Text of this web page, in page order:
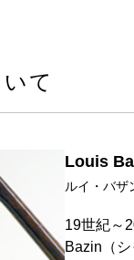
て
Louis
ルイ・バザ
19世紀～
Bazin（